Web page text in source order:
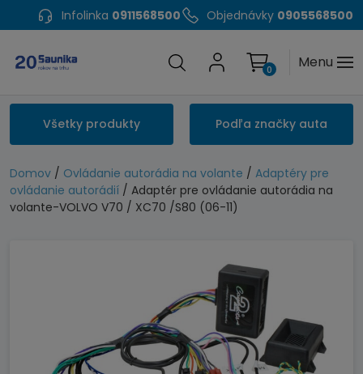
Infolinka 0911568500 Objednávky 0905568500
Menu
0
Všetky produkty Podľa značky auta
Domov / Ovládanie autorádia na volante / Adaptéry pre
ovládanie autorádií / Adaptér pre ovládanie autorádia na
volante-VOLVO V70 / XC70 /S80 (06-11)